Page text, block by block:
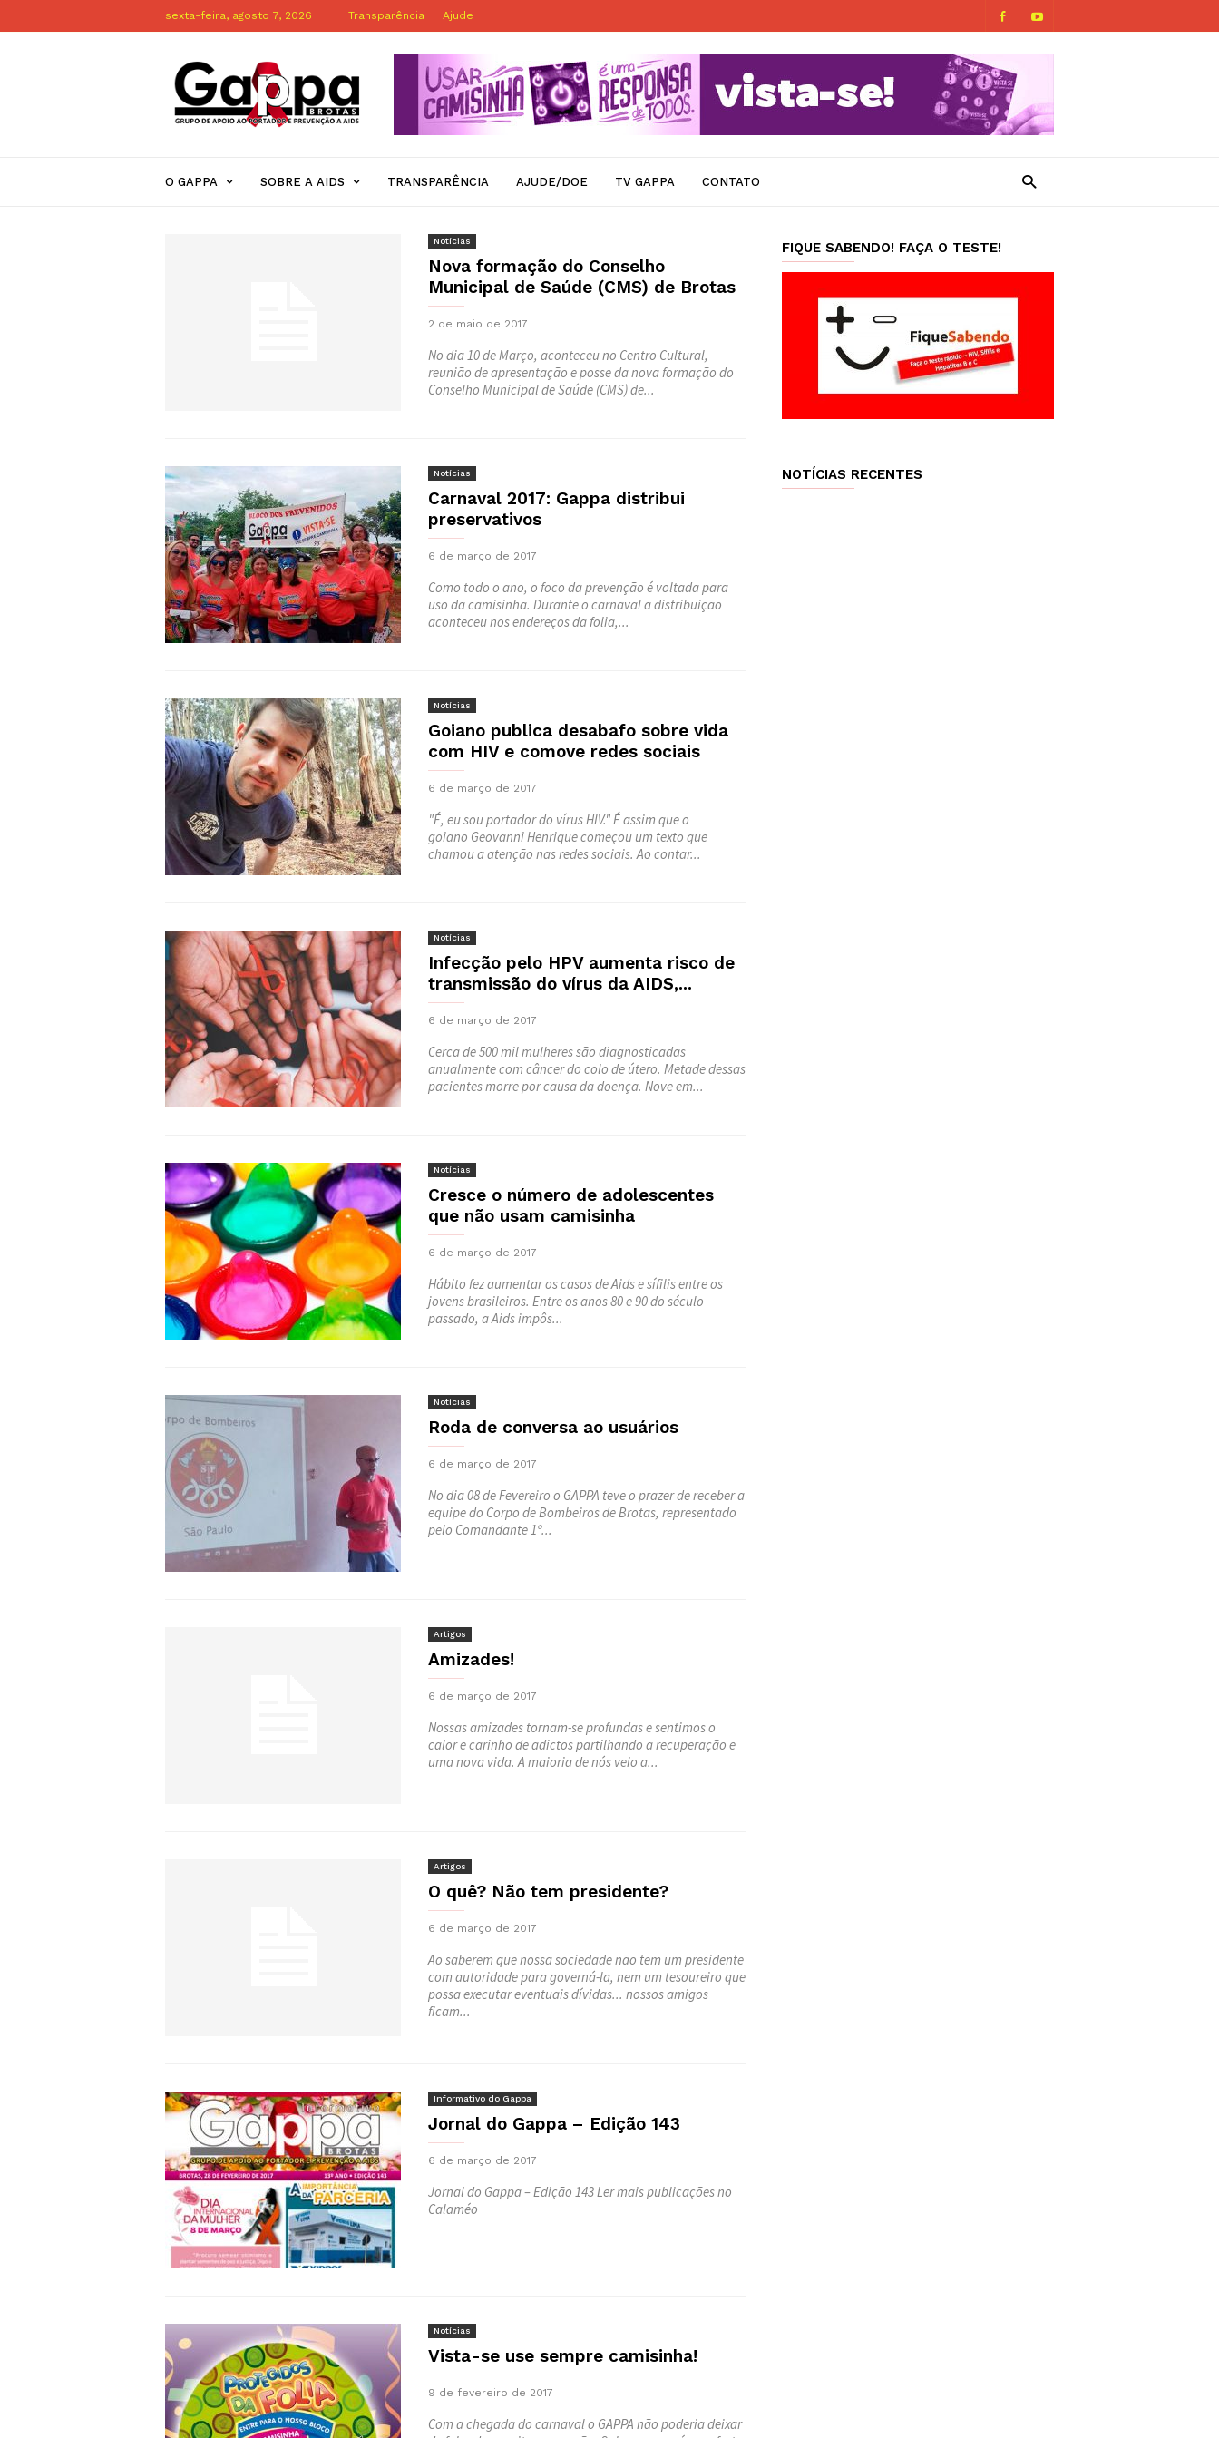
sexta-feira, agosto 7, 2026 Transparência Ajude
Gappa
Brotas
Portal
Oficial
O GAPPA SOBRE A AIDS TRANSPARÊNCIA AJUDE/DOE TV GAPPA CONTATO
Notícias
Nova formação do Conselho
Municipal de Saúde (CMS) de Brotas
2 de maio de 2017
No dia 10 de Março, aconteceu no Centro Cultural,
reunião de apresentação e posse da nova formação do
Conselho Municipal de Saúde (CMS) de...
Notícias
Carnaval 2017: Gappa distribui
preservativos
6 de março de 2017
Como todo o ano, o foco da prevenção é voltada para
uso da camisinha. Durante o carnaval a distribuição
aconteceu nos endereços da folia,...
Notícias
Goiano publica desabafo sobre vida
com HIV e comove redes sociais
6 de março de 2017
"É, eu sou portador do vírus HIV." É assim que o
goiano Geovanni Henrique começou um texto que
chamou a atenção nas redes sociais. Ao contar...
Notícias
Infecção pelo HPV aumenta risco de
transmissão do vírus da AIDS,...
6 de março de 2017
Cerca de 500 mil mulheres são diagnosticadas
anualmente com câncer do colo de útero. Metade dessas
pacientes morre por causa da doença. Nove em...
Notícias
Cresce o número de adolescentes
que não usam camisinha
6 de março de 2017
Hábito fez aumentar os casos de Aids e sífilis entre os
jovens brasileiros. Entre os anos 80 e 90 do século
passado, a Aids impôs...
Notícias
Roda de conversa ao usuários
6 de março de 2017
No dia 08 de Fevereiro o GAPPA teve o prazer de receber a
equipe do Corpo de Bombeiros de Brotas, representado
pelo Comandante 1º...
Artigos
Amizades!
6 de março de 2017
Nossas amizades tornam-se profundas e sentimos o
calor e carinho de adictos partilhando a recuperação e
uma nova vida. A maioria de nós veio a...
Artigos
O quê? Não tem presidente?
6 de março de 2017
Ao saberem que nossa sociedade não tem um presidente
com autoridade para governá-la, nem um tesoureiro que
possa executar eventuais dívidas... nossos amigos
ficam...
Informativo do Gappa
Jornal do Gappa – Edição 143
6 de março de 2017
Jornal do Gappa – Edição 143 Ler mais publicações no
Calaméo
Notícias
Vista-se use sempre camisinha!
9 de fevereiro de 2017
Com a chegada do carnaval o GAPPA não poderia deixar
FIQUE SABENDO! FAÇA O TESTE!
NOTÍCIAS RECENTES